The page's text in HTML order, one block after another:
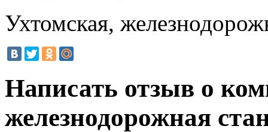
Ухтомская,
Написать отзыв о
железнодорожная